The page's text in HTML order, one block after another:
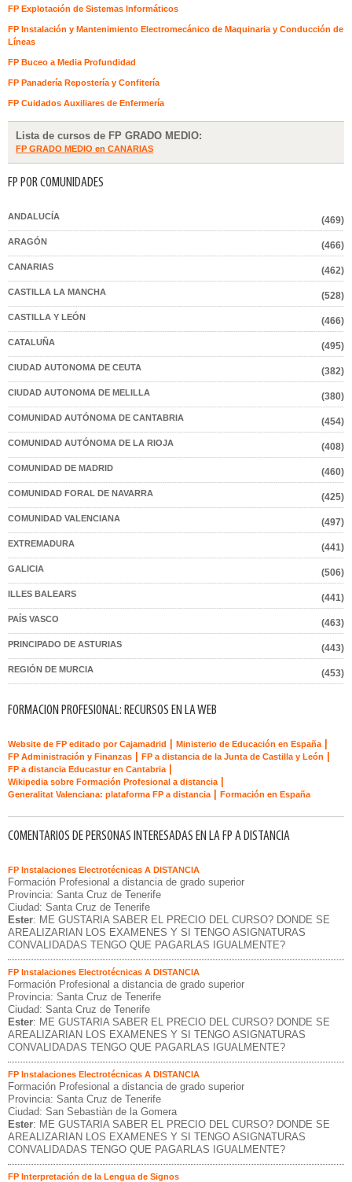
FP Explotación de Sistemas Informáticos
FP Instalación y Mantenimiento Electromecánico de Maquinaria y Conducción de
Líneas
FP Buceo a Media Profundidad
FP Panadería Repostería y Confitería
FP Cuidados Auxiliares de Enfermería
Lista de cursos de FP GRADO MEDIO:
FP GRADO MEDIO en CANARIAS
FP POR COMUNIDADES
ANDALUCÍA (469)
ARAGÓN (466)
CANARIAS (462)
CASTILLA LA MANCHA (528)
CASTILLA Y LEÓN (466)
CATALUÑA (495)
CIUDAD AUTONOMA DE CEUTA (382)
CIUDAD AUTONOMA DE MELILLA (380)
COMUNIDAD AUTÓNOMA DE CANTABRIA (454)
COMUNIDAD AUTÓNOMA DE LA RIOJA (408)
COMUNIDAD DE MADRID (460)
COMUNIDAD FORAL DE NAVARRA (425)
COMUNIDAD VALENCIANA (497)
EXTREMADURA (441)
GALICIA (506)
ILLES BALEARS (441)
PAÍS VASCO (463)
PRINCIPADO DE ASTURIAS (443)
REGIÓN DE MURCIA (453)
FORMACION PROFESIONAL: RECURSOS EN LA WEB
Website de FP editado por Cajamadrid Ministerio de Educación en España
FP Administración y Finanzas FP a distancia de la Junta de Castilla y León
FP a distancia Educastur en Cantabria
Wikipedia sobre Formación Profesional a distancia
Generalitat Valenciana: plataforma FP a distancia Formación en España
COMENTARIOS DE PERSONAS INTERESADAS EN LA FP A DISTANCIA
FP Instalaciones Electrotécnicas A DISTANCIA
Formación Profesional a distancia de grado superior
Provincia: Santa Cruz de Tenerife
Ciudad: Santa Cruz de Tenerife
Ester: ME GUSTARIA SABER EL PRECIO DEL CURSO? DONDE SE
AREALIZARIAN LOS EXAMENES Y SI TENGO ASIGNATURAS
CONVALIDADAS TENGO QUE PAGARLAS IGUALMENTE?
FP Instalaciones Electrotécnicas A DISTANCIA
Formación Profesional a distancia de grado superior
Provincia: Santa Cruz de Tenerife
Ciudad: Santa Cruz de Tenerife
Ester: ME GUSTARIA SABER EL PRECIO DEL CURSO? DONDE SE
AREALIZARIAN LOS EXAMENES Y SI TENGO ASIGNATURAS
CONVALIDADAS TENGO QUE PAGARLAS IGUALMENTE?
FP Instalaciones Electrotécnicas A DISTANCIA
Formación Profesional a distancia de grado superior
Provincia: Santa Cruz de Tenerife
Ciudad: San Sebastiàn de la Gomera
Ester: ME GUSTARIA SABER EL PRECIO DEL CURSO? DONDE SE
AREALIZARIAN LOS EXAMENES Y SI TENGO ASIGNATURAS
CONVALIDADAS TENGO QUE PAGARLAS IGUALMENTE?
FP Interpretación de la Lengua de Signos